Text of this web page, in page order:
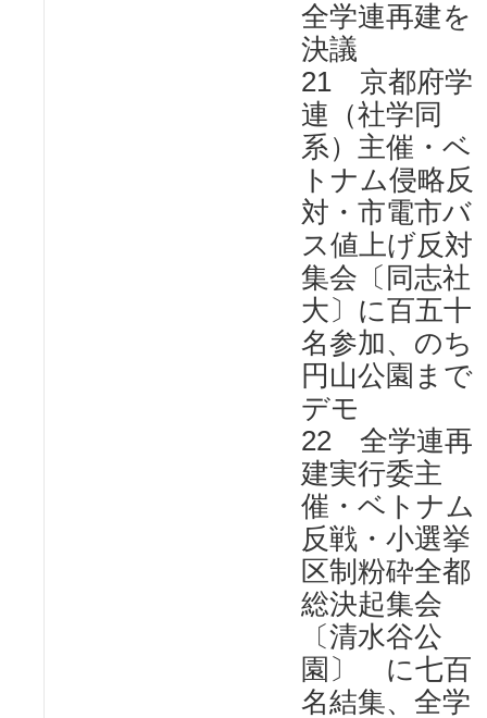
全学連再建を
決議
21 京都府学
連（社学同
系）主催・ベ
トナム侵略反
対・市電市バ
ス値上げ反対
集会〔同志社
大〕に百五十
名参加、のち
円山公園まで
デモ
22 全学連再
建実行委主
催・ベトナム
反戦・小選挙
区制粉砕全都
総決起集会
〔清水谷公
園〕 に七百
名結集、全学